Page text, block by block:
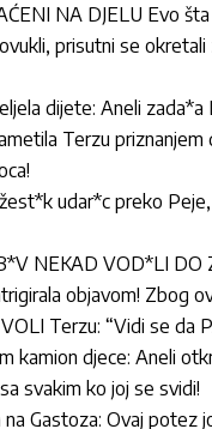
NA DJELU Evo
prisutni se okretali
dijete: Aneli zada*a
Terzu priznanjem
udar*c preko
NEKAD VOD*LI DO
objavom! Zbog
Terzu: “Vidi se da
kamion djece: Aneli
svakim ko joj se svidi!
na Gastoza: Ovaj potez